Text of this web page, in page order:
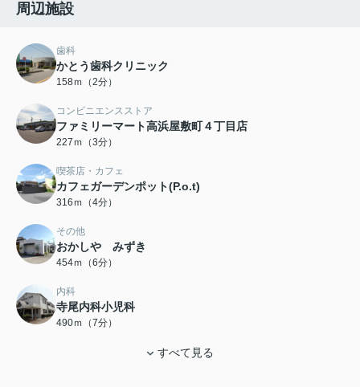
周辺施設
歯科
かとう歯科クリニック
158ｍ（2分）
コンビニエンスストア
ファミリーマート高浜屋敷町４丁目店
227ｍ（3分）
喫茶店・カフェ
カフェガーデンポット(P.o.t)
316ｍ（4分）
その他
おかしや みずき
454ｍ（6分）
内科
寺尾内科小児科
490ｍ（7分）
すべて見る